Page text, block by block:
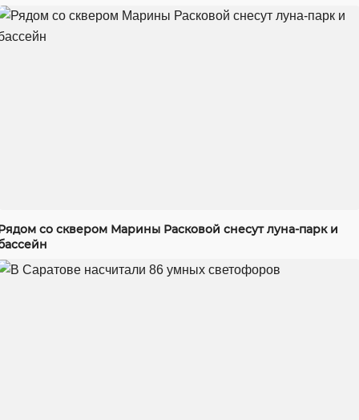
со сквером Марины Расковой снесут луна-парк и